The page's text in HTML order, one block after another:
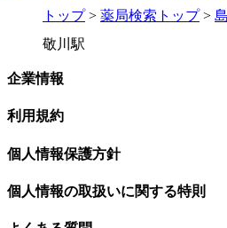
トップ> 薬局検索トップ>
敬川駅
企業情報
利用規約
個人情報保護方針
個人情報の取扱いに関する特則